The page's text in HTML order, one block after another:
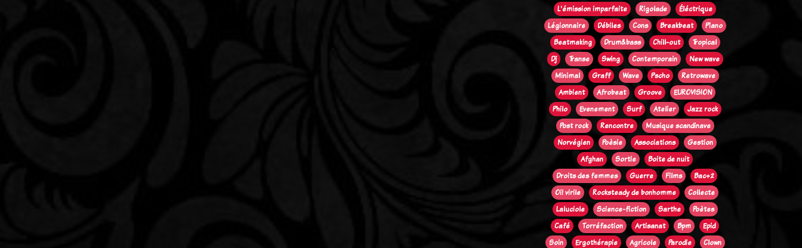
L'émission imparfaite
Rigolade
Éléctrique
Légionnaire
Débiles Cons Breakbeat
Piano
Beatmaking
Drum&bass Chill-out
Tropical
Dj
Transe Swing Contemporain
New wave
Minimal
Graff Wave Pscho
Retrowave
Ambient
Afrobeat Groove
EUROVISION
Philo
Evenement Surf Atelier
Jazz rock
Post rock
Rencontre
Musique scandinave
Norvégien
Poèsie Associations
Gestion
Afghan
Sortie
Boite de nuit
Droits des femmes
Guerre Films
Bac+2
Oi! virile
Rocksteady de bonhomme
Collecte
Laluciole
Science-fiction Sarthe
Poètes
Café
Torréfaction Artisanat Bpm
Epid
Soin
Ergothérapie Agricole Parodie
Clown